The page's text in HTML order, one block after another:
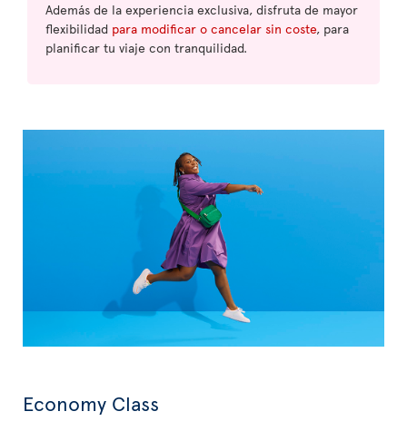
Además de la experiencia exclusiva, disfruta de mayor
flexibilidad para modificar o cancelar sin coste, para
planificar tu viaje con tranquilidad.
Economy Class